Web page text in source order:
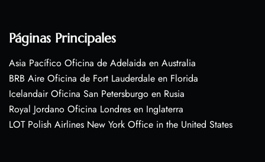
Páginas Principales
Asia Pacífico Oficina de Adelaida en Australia
BRB Aire Oficina de Fort Lauderdale en Florida
Icelandair Oficina San Petersburgo en Rusia
Royal Jordano Oficina Londres en Inglaterra
LOT Polish Airlines New York Office in the United States